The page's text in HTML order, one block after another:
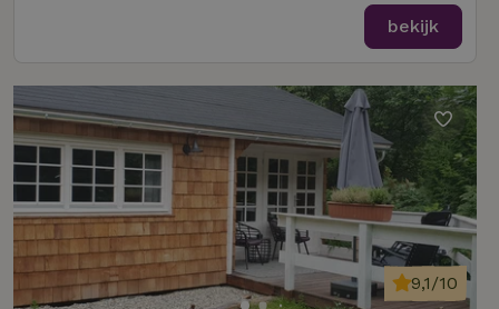
bekijk
9,1/10